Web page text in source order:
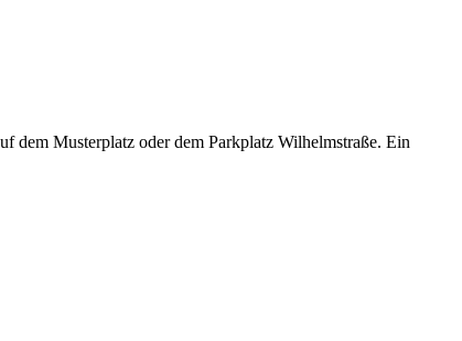
dem Musterplatz oder dem Parkplatz Wilhelmstraße. Ein